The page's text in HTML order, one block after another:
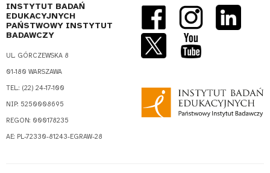
INSTYTUT BADAŃ
EDUKACYJNYCH
PAŃSTWOWY INSTYTUT
BADAWCZY
UL. GÓRCZEWSKA 8
01-180 WARSZAWA
TEL.: (22) 24-17-100
NIP: 5250008695
REGON: 000178235
AE: PL-72330-81243-EGRAW-28